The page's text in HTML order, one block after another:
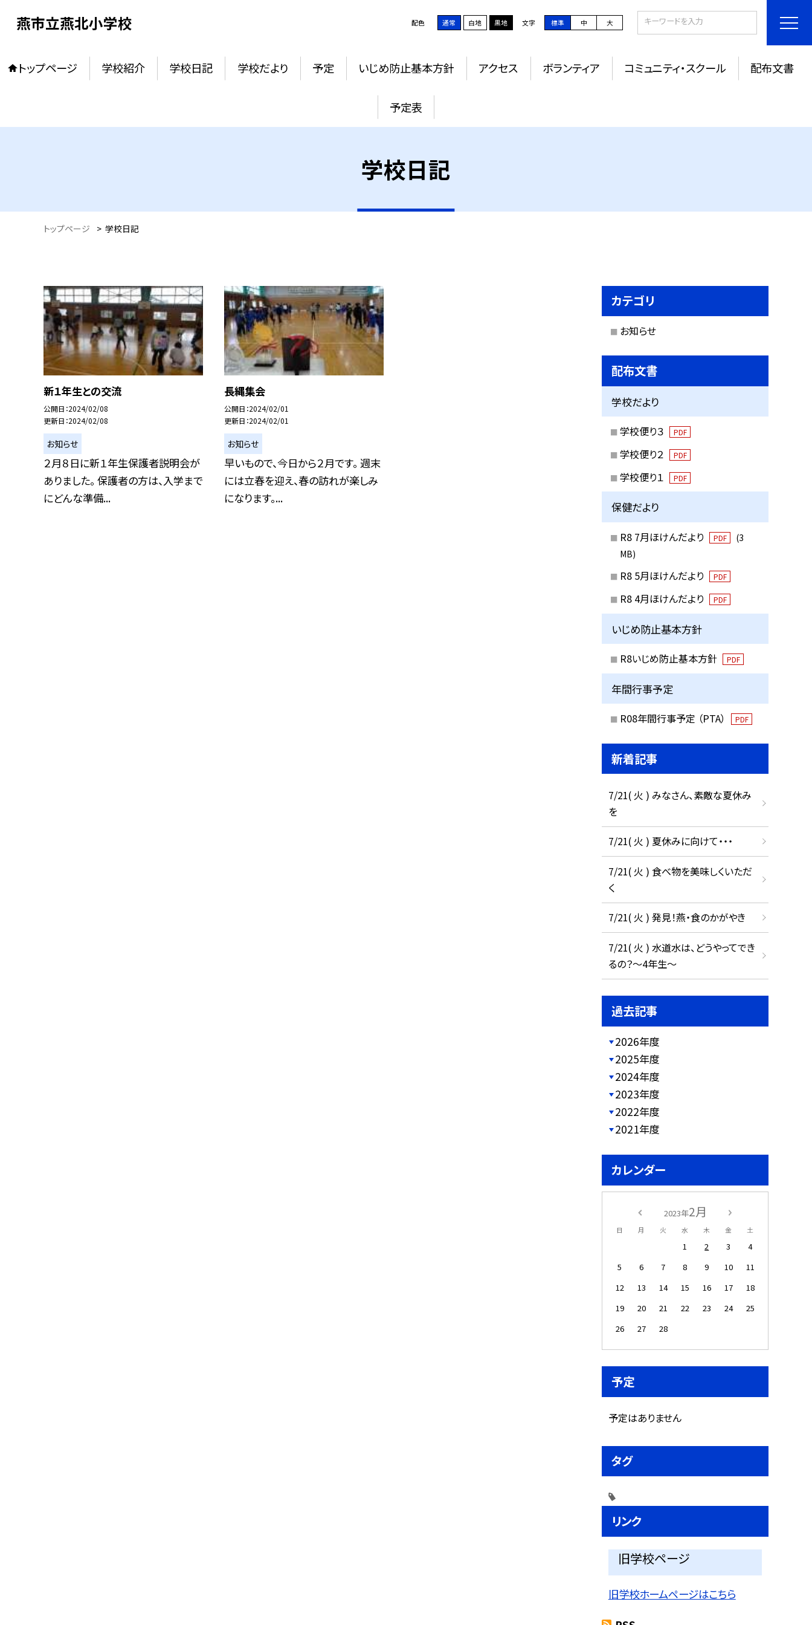
燕市立燕北小学校 配色 通常 白地 黒地 文字 標準 中 大
トップページ 学校紹介 学校日記 学校だより 予定 いじめ防止基本方針 アクセス ボランティア コミュニティ・スクール 配布文書
予定表
学校日記
トップページ > 学校日記
新１年生との交流
公開日 2024/02/08
更新日 2024/02/08
お知らせ
２月８日に新１年生保護者説明会が
ありました。 保護者の方は、入学まで
にどんな準備...
長縄集会
公開日 2024/02/01
更新日 2024/02/01
お知らせ
早いもので、今日から２月です。 週末
には立春を迎え、春の訪れが楽しみ
になります。...
カテゴリ
お知らせ
配布文書
学校だより
学校便り３ PDF
学校便り２ PDF
学校便り１ PDF
保健だより
R8 7月ほけんだより PDF
(3
MB)
R8 5月ほけんだより PDF
R8 4月ほけんだより PDF
いじめ防止基本方針
R8いじめ防止基本方針 PDF
年間行事予定
R08年間行事予定 （PTA） PDF
新着記事
7/21( 火 ) みなさん、素敵な夏休み
を
7/21( 火 ) 夏休みに向けて・・・
7/21( 火 ) 食べ物を美味しくいただ
く
7/21( 火 ) 発見！燕・食のかがやき
7/21( 火 ) 水道水は、どうやってでき
るの？～4年生～
過去記事
2026年度
2025年度
2024年度
2023年度
2022年度
2021年度
カレンダー
2023年2月
日 月 火 水 木 金 土
1 2 3
4
5
6 7 8 9 10
11
12
13 14 15 16 17
18
19
20 21 22 23 24
25
26
27 28
予定
予定はありません
タグ
リンク
旧学校ページ
旧学校ホームページはこちら